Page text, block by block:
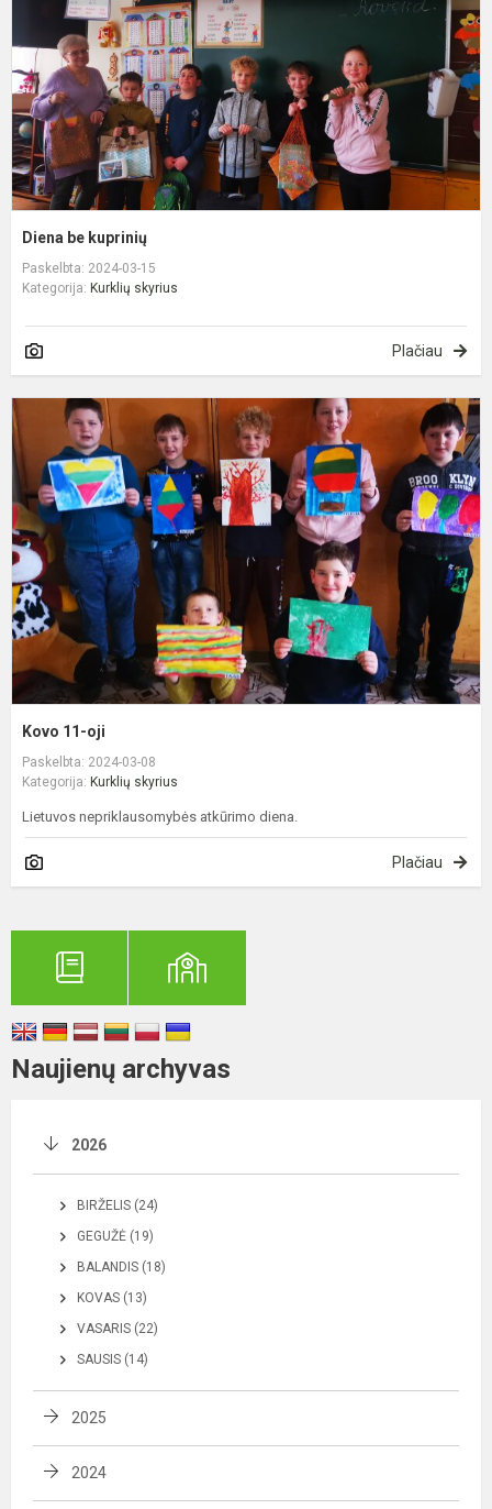
Diena be kuprinių
Paskelbta: 2024-03-15
Kategorija: Kurklių skyrius
Plačiau
Kovo 11-oji
Paskelbta: 2024-03-08
Kategorija: Kurklių skyrius
Lietuvos nepriklausomybės atkūrimo diena.
Plačiau
Naujienų archyvas
2026
BIRŽELIS (24)
GEGUŽĖ (19)
BALANDIS (18)
KOVAS (13)
VASARIS (22)
SAUSIS (14)
2025
2024